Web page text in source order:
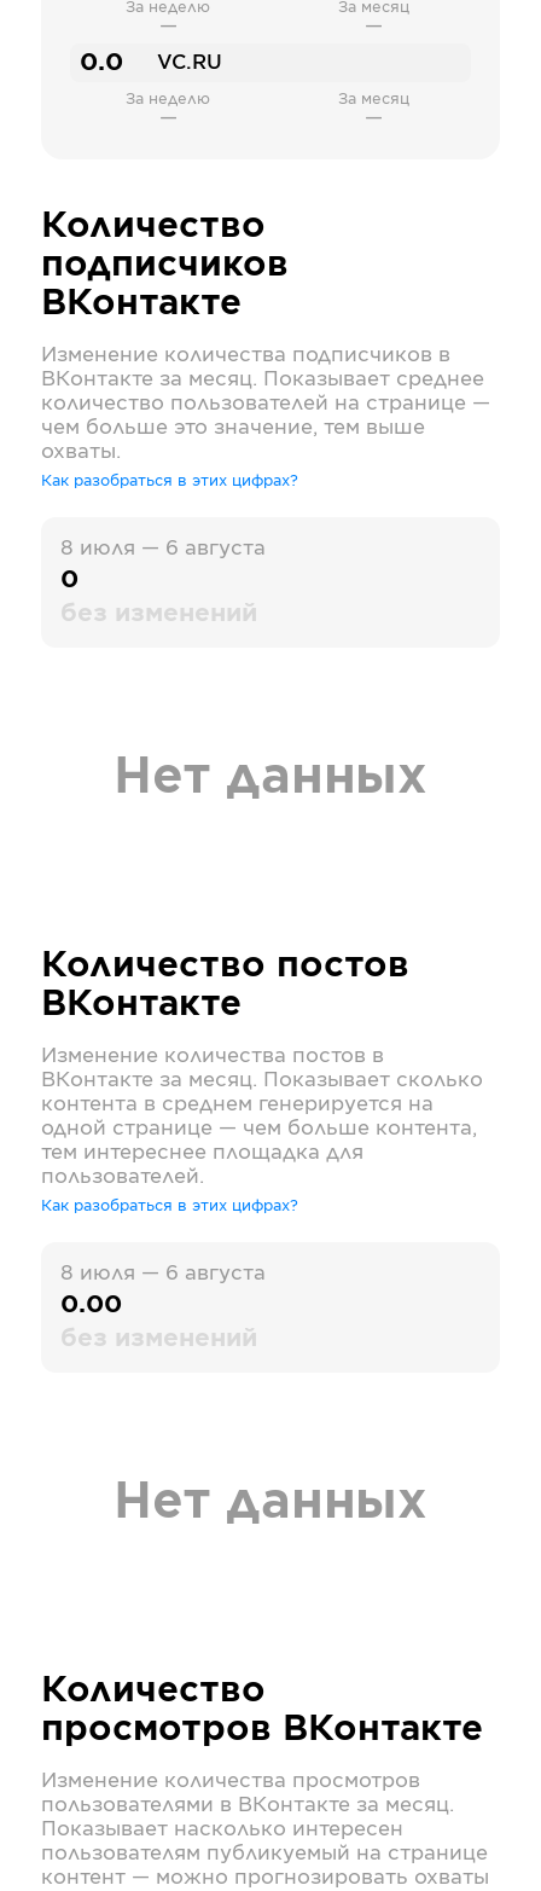
За неделю
—
За месяц
—
0.0 VC.RU
За неделю
—
За месяц
—
Количество
подписчиков
ВКонтакте
Изменение количества подписчиков в
ВКонтакте за месяц. Показывает среднее
количество пользователей на странице —
чем больше это значение, тем выше
охваты.
Как разобраться в этих цифрах?
8 июля — 6 августа
0
без изменений
Нет данных
Количество постов
ВКонтакте
Изменение количества постов в
ВКонтакте за месяц. Показывает сколько
контента в среднем генерируется на
одной странице — чем больше контента,
тем интереснее площадка для
пользователей.
Как разобраться в этих цифрах?
8 июля — 6 августа
0.00
без изменений
Нет данных
Количество
просмотров ВКонтакте
Изменение количества просмотров
пользователями в ВКонтакте за месяц.
Показывает насколько интересен
пользователям публикуемый на странице
контент — можно прогнозировать охваты